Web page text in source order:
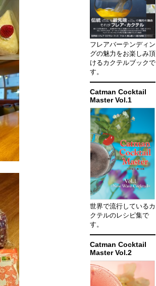
フレアバーテンディン
グの魅力をお楽しみ頂
けるカクテルブックで
す。
Catman Cocktail
Master Vol.1
世界で流行しているカ
クテルのレシピ集で
す。
Catman Cocktail
Master Vol.2